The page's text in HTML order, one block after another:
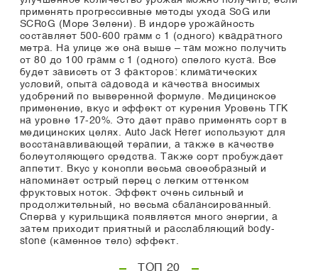
применять прогрессивные методы ухода SoG или
SCRoG (Море Зелени). В индоре урожайность
составляет 500-600 грамм с 1 (одного) квадратного
метра. На улице же она выше – там можно получить
от 80 до 100 грамм с 1 (одного) спелого куста. Все
будет зависеть от 3 факторов: климатических
условий, опыта садовода и качества вносимых
удобрений по выверенной формуле. Медицинское
применение, вкус и эффект от курения Уровень ТГК
на уровне 17-20%. Это дает право применять сорт в
медицинских целях. Auto Jack Herer используют для
восстанавливающей терапии, а также в качестве
болеутоляющего средства. Также сорт пробуждает
аппетит. Вкус у конопли весьма своеобразный и
напоминает острый перец с легким оттенком
фруктовых ноток. Эффект очень сильный и
продолжительный, но весьма сбалансированный.
Сперва у курильщика появляется много энергии, а
затем приходит приятный и расслабляющий body-
stone (каменное тело) эффект.
ТОП 20